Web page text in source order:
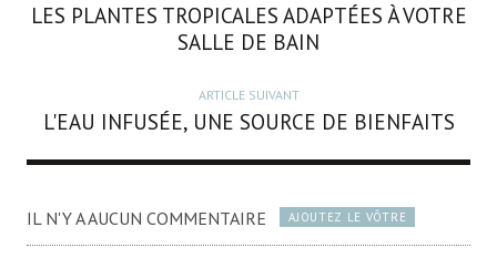
LES PLANTES TROPICALES ADAPTÉES À VOTRE
SALLE DE BAIN
ARTICLE SUIVANT
L'EAU INFUSÉE, UNE SOURCE DE BIENFAITS
IL N'Y A AUCUN COMMENTAIRE AJOUTEZ LE VÔTRE